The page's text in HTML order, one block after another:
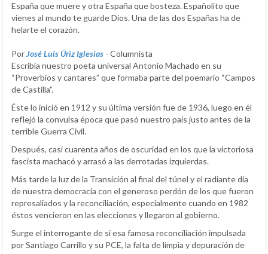
España que muere y otra España que bosteza. Españolito que
vienes al mundo te guarde Dios. Una de las dos Españas ha de
helarte el corazón.
PorJosé Luis Úriz Iglesias - Columnista
Escribía nuestro poeta universal Antonio Machado en su
“Proverbios y cantares” que formaba parte del poemario “Campos
de Castilla”.
Éste lo inició en 1912 y su última versión fue de 1936, luego en él
reflejó la convulsa época que pasó nuestro país justo antes de la
terrible Guerra Civil.
Después, casi cuarenta años de oscuridad en los que la victoriosa
fascista machacó y arrasó a las derrotadas izquierdas.
Más tarde la luz de la Transición al final del túnel y el radiante día
de nuestra democracia con el generoso perdón de los que fueron
represaliados y la reconciliación, especialmente cuando en 1982
éstos vencieron en las elecciones y llegaron al gobierno.
Surge el interrogante de si esa famosa reconciliación impulsada
por Santiago Carrillo y su PCE, la falta de limpia y depuración de